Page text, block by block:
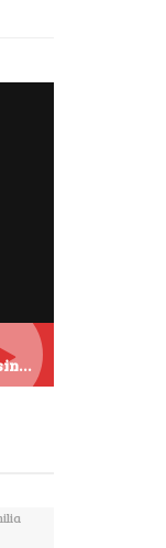
EMAA lansează „Noaptea”, single despre singurătate și emoțiile care se aud cel mai clar după miezul nopții